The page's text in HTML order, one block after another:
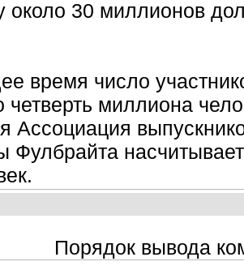
около 30 миллионов
время число
четверть миллиона
Ассоциация
Фулбрайта
Порядок вывода